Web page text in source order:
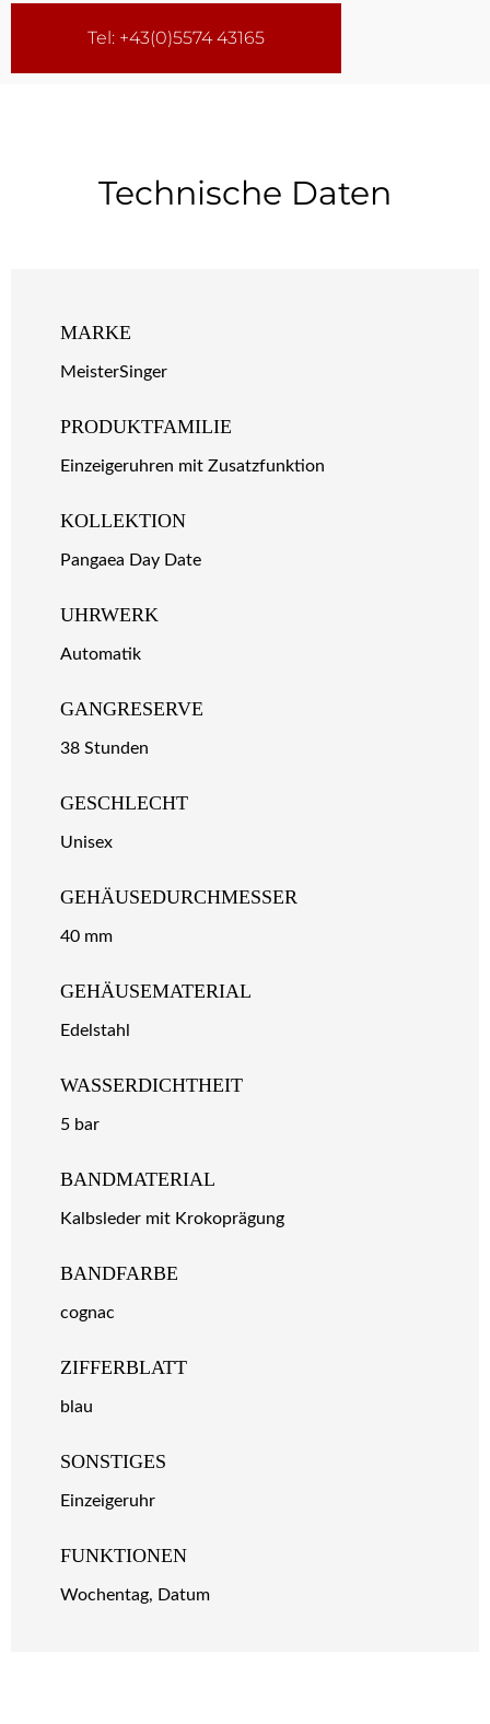
Tel: +43(0)5574 43165
Technische Daten
MARKE
MeisterSinger
PRODUKTFAMILIE
Einzeigeruhren mit Zusatzfunktion
KOLLEKTION
Pangaea Day Date
UHRWERK
Automatik
GANGRESERVE
38 Stunden
GESCHLECHT
Unisex
GEHÄUSEDURCHMESSER
40 mm
GEHÄUSEMATERIAL
Edelstahl
WASSERDICHTHEIT
5 bar
BANDMATERIAL
Kalbsleder mit Krokoprägung
BANDFARBE
cognac
ZIFFERBLATT
blau
SONSTIGES
Einzeigeruhr
FUNKTIONEN
Wochentag, Datum